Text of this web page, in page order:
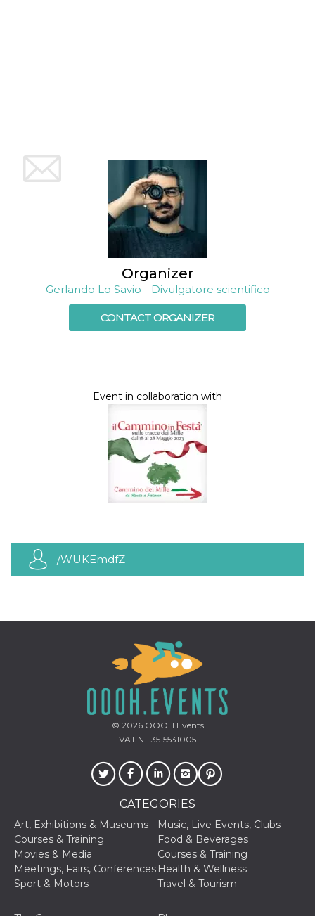
Organizer
Gerlando Lo Savio - Divulgatore scientifico
CONTACT ORGANIZER
Event in collaboration with
/WUKEmdfZ
© 2026OOOH.Events
VAT N. 13515531005
CATEGORIES
Art, Exhibitions & Museums
Music, Live Events, Clubs
Courses & Training
Food & Beverages
Movies & Media
Courses & Training
Meetings, Fairs, Conferences Health & Wellness
Sport & Motors
Travel & Tourism